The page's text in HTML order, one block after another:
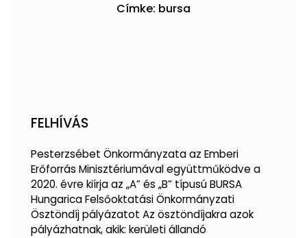
Címke: bursa
FELHÍVÁS
Pesterzsébet Önkormányzata az Emberi
Erőforrás Minisztériumával együttműködve a
2020. évre kiírja az „A” és „B” típusú BURSA
Hungarica Felsőoktatási Önkormányzati
Ösztöndíj pályázatot Az ösztöndíjakra azok
pályázhatnak, akik: kerületi állandó